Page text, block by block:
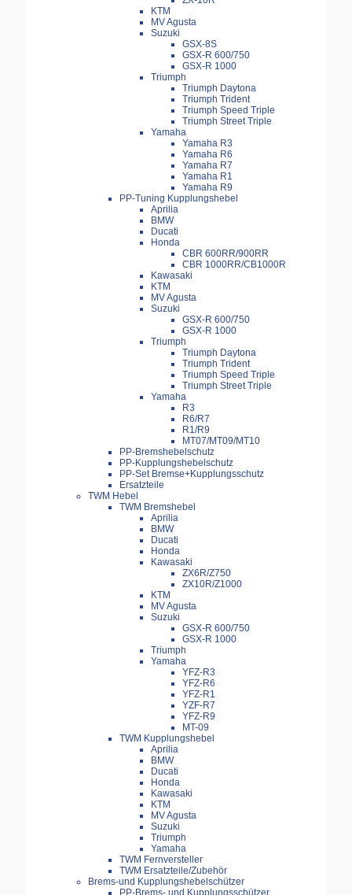
KTM
MV Agusta
Suzuki
GSX-8S
GSX-R 600/750
GSX-R 1000
Triumph
Triumph Daytona
Triumph Trident
Triumph Speed Triple
Triumph Street Triple
Yamaha
Yamaha R3
Yamaha R6
Yamaha R7
Yamaha R1
Yamaha R9
PP-Tuning Kupplungshebel
Aprilia
BMW
Ducati
Honda
CBR 600RR/900RR
CBR 1000RR/CB1000R
Kawasaki
KTM
MV Agusta
Suzuki
GSX-R 600/750
GSX-R 1000
Triumph
Triumph Daytona
Triumph Trident
Triumph Speed Triple
Triumph Street Triple
Yamaha
R3
R6/R7
R1/R9
MT07/MT09/MT10
PP-Bremshebelschutz
PP-Kupplungshebelschutz
PP-Set Bremse+Kupplungsschutz
Ersatzteile
TWM Hebel
TWM Bremshebel
Aprilia
BMW
Ducati
Honda
Kawasaki
ZX6R/Z750
ZX10R/Z1000
KTM
MV Agusta
Suzuki
GSX-R 600/750
GSX-R 1000
Triumph
Yamaha
YFZ-R3
YFZ-R6
YFZ-R1
YZF-R7
YFZ-R9
MT-09
TWM Kupplungshebel
Aprilia
BMW
Ducati
Honda
Kawasaki
KTM
MV Agusta
Suzuki
Triumph
Yamaha
TWM Fernversteller
TWM Ersatzteile/Zubehör
Brems-und Kupplungshebelschützer
PP-Brems- und Kupplungsschützer